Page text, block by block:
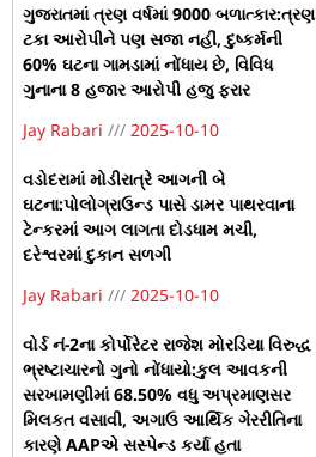
ગુજરાતમાં ત્રણ વર્ષમાં 9000 બળાત્કાર:ત્રણ
ટકા આરોપીને પણ સજા નહીં, દુષ્કર્મની
60% ઘટના ગામડામાં નોંધાય છે, વિવિધ
ગુનાના 8 હજાર આરોપી હજુ ફરાર
Jay Rabari
2025-10-10
વડોદરામાં મોડીરાત્રે આગની બે
ઘટના:પોલોગ્રાઉન્ડ પાસે ડામર પાથરવાના
ટેન્કરમાં આગ લાગતા દોડધામ મચી,
દરેશ્વરમાં દુકાન સળગી
Jay Rabari
2025-10-10
વોર્ડ નં-2ના કોર્પોરેટર રાજેશ મોરડિયા વિરુદ્ધ
ભ્રષ્ટાચારનો ગુનો નોંધાયો:કુલ આવકની
સરખામણીમાં 68.50% વધુ અપ્રમાણસર
મિલકત વસાવી, અગાઉ આર્થિક ગેરરીતિના
કારણે AAPએ સસ્પેન્ડ કર્યા હતા